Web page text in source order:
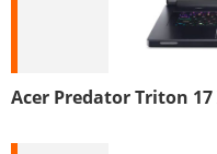
Acer Predator Triton 17